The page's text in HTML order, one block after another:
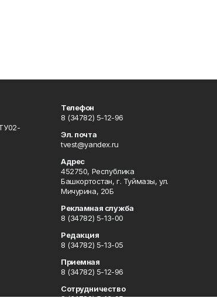
Телефон
8 (34782) 5-12-96
Эл. почта
tvest@yandex.ru
Адрес
452750, Республика
Башкортостан, г. Туймазы, ул.
Мичурина, 20Б
Рекламная служба
8 (34782) 5-13-00
Редакция
8 (34782) 5-13-05
Приемная
8 (34782) 5-12-96
Сотрудничество